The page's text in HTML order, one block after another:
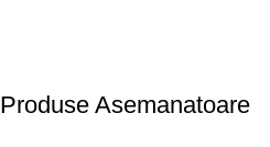
Produse Asemanatoare